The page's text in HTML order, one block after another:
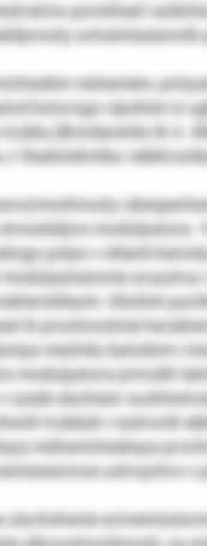
povishaet
avtoemissionnih
resheniem,
kotorogo vipolnen iz
[Bondarenko B.V.,
Radiotehnika i
modulyatora.
polya v oblasti
svoystva
Obzhim
ih prochnostnie
mezhdu katodom i
modulyatora privodit
ryade sluchaev
trubkah i rastrovih
mehanicheskaya
ustroystvo v